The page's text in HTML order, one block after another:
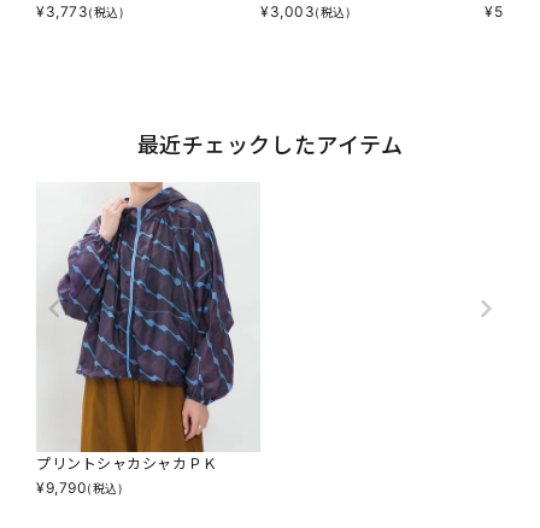
¥3,773(税込)
¥3,003(税込)
¥5,313
最近チェックしたアイテム
プリントシャカシャカＰＫ
¥9,790(税込)